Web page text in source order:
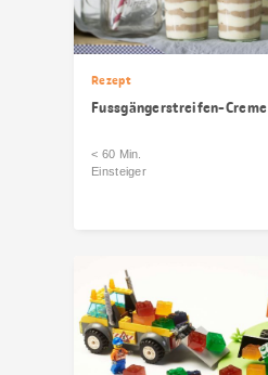
Rezept
Fussgängerstreifen-Creme
< 60 Min.
Einsteiger